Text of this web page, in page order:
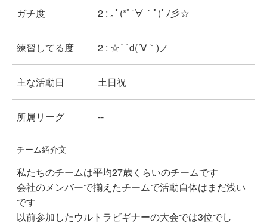
ガチ度 2 : ｡ﾟ(*ﾟ´∀｀ﾟ)ﾟﾉ彡☆
練習してる度 2 : ☆⌒d(´∀｀)ノ
主な活動日 土日祝
所属リーグ --
チーム紹介文
私たちのチームは平均27歳くらいのチームです
会社のメンバーで揃えたチームで活動自体はまだ浅い
です
以前参加したウルトラビギナーの大会では3位でし